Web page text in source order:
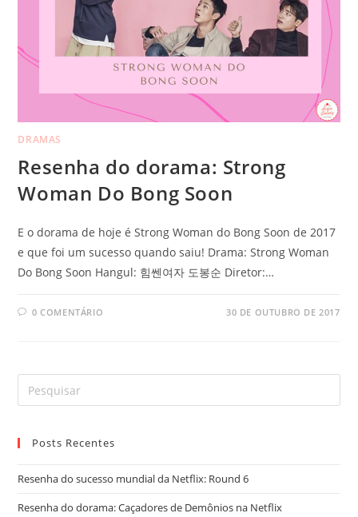
DRAMAS
Resenha do dorama: Strong
Woman Do Bong Soon
E o dorama de hoje é Strong Woman do Bong Soon de 2017
e que foi um sucesso quando saiu! Drama: Strong Woman
Do Bong Soon Hangul: 힘쎈여자 도봉순 Diretor:…
0 COMENTÁRIO 30 DE OUTUBRO DE 2017
Posts Recentes
Resenha do sucesso mundial da Netflix: Round 6
Resenha do dorama: Caçadores de Demônios na Netflix